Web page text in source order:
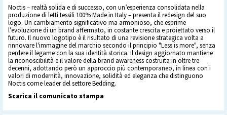
Noctis – realtà solida e di successo, con un’esperienza consolidata nella
produzione di letti tessili 100% Made in Italy – presenta il redesign del suo
logo. Un cambiamento significativo ma armonioso, che esprime
l’evoluzione di un brand affermato, in costante crescita e proiettato verso il
futuro. Il nuovo logotipo è il risultato di una revisione strategica volta a
rinnovare l'immagine del marchio secondo il principio "Less is more", senza
perdere il legame con la sua identità storica. Il design aggiornato mantiene
la riconoscibilità e il valore della brand awareness costruita in oltre tre
decenni, adottando però un approccio più contemporaneo, in linea con i
valori di modernità, innovazione, solidità ed eleganza che distinguono
Noctis come leader del settore Bedding.
Scarica il comunicato stampa